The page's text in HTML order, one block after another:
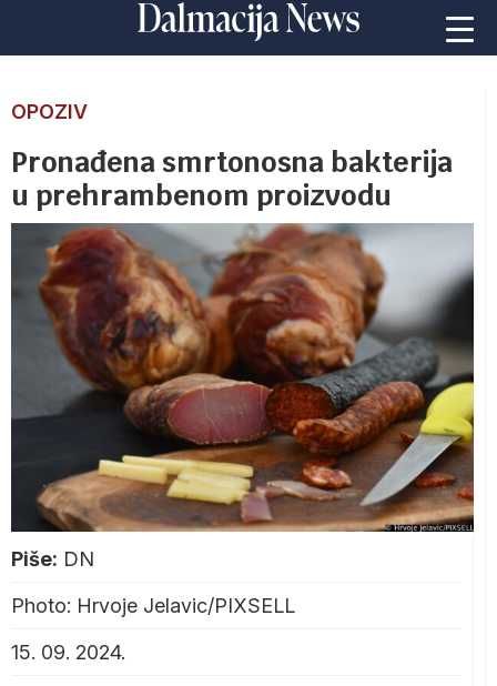
OPOZIV
Pronađena smrtonosna bakterija
u prehrambenom proizvodu
Piše: DN
Photo: Hrvoje Jelavic/PIXSELL
15. 09. 2024.